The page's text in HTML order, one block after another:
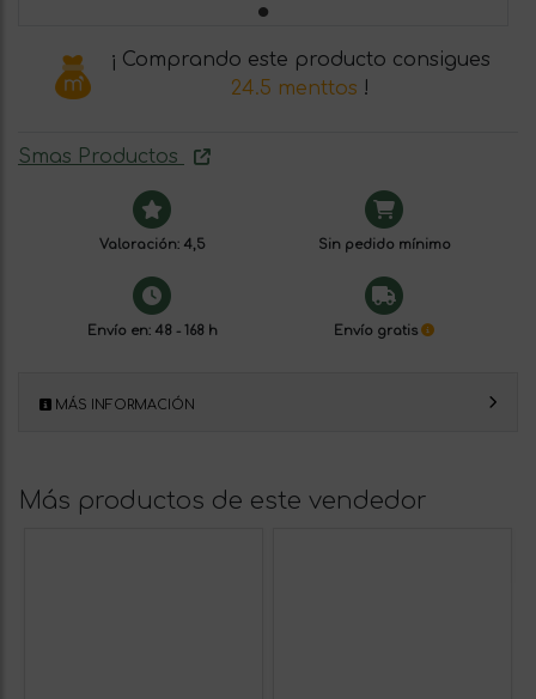
¡ Comprando este producto consigues
24.5 menttos !
Smas Productos
Valoración: 4,5 Sin pedido mínimo
Envío en: 48 - 168 h Envío gratis
MÁS INFORMACIÓN
Más productos de este vendedor